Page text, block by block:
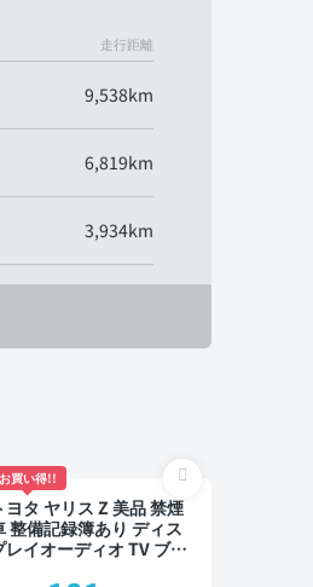
走行距離
9,538km
6,819km
3,934km
お買い得!!
ヨタ ヤリス Z 美品 禁煙
整備記録簿あり ディス
レイオーディオ TV ブラ